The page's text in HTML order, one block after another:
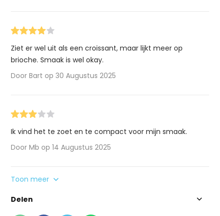
Ziet er wel uit als een croissant, maar lijkt meer op
brioche. Smaak is wel okay.
Door Bart op 30 Augustus 2025
Ik vind het te zoet en te compact voor mijn smaak.
Door Mb op 14 Augustus 2025
Toon meer
Delen